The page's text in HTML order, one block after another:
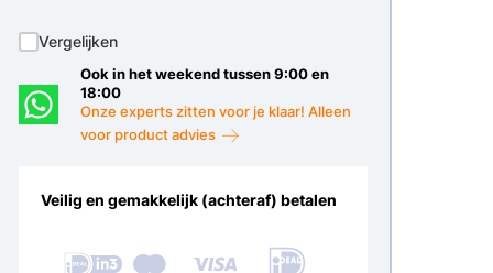
Vergelijken
Ook in het weekend tussen 9:00 en
18:00
Onze experts zitten voor je klaar! Alleen
voor product advies
Veilig en gemakkelijk (achteraf) betalen